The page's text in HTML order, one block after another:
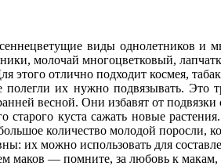
виды однолетников и
молочай многоцветковый,
отлично подходит космея,
их нужно подвязывать. Это
весной. Они избавят от подвязки
старого куста сажать новые
количество молодой поросли,
их можно использовать для
маков — помните, за любовь к